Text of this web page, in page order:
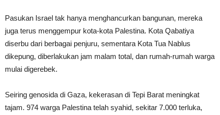
Pasukan Israel tak hanya menghancurkan bangunan, mereka
juga terus menggempur kota-kota Palestina. Kota Qabatiya
diserbu dari berbagai penjuru, sementara Kota Tua Nablus
dikepung, diberlakukan jam malam total, dan rumah-rumah warga
mulai digerebek.
Seiring genosida di Gaza, kekerasan di Tepi Barat meningkat
tajam. 974 warga Palestina telah syahid, sekitar 7.000 terluka,